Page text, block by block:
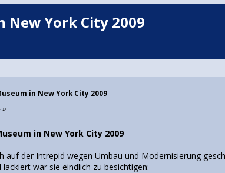
New York City 2009
in New York City 2009
»
in New York City 2009
auf der Intrepid wegen Umbau und Modernisierung
war sie eindlich zu besichtigen: